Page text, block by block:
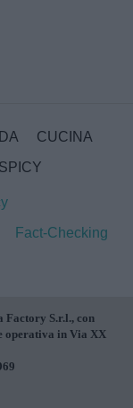
CUCINA
SPICY
Fact-Checking
Factory S.r.l., con
operativa in Via XX